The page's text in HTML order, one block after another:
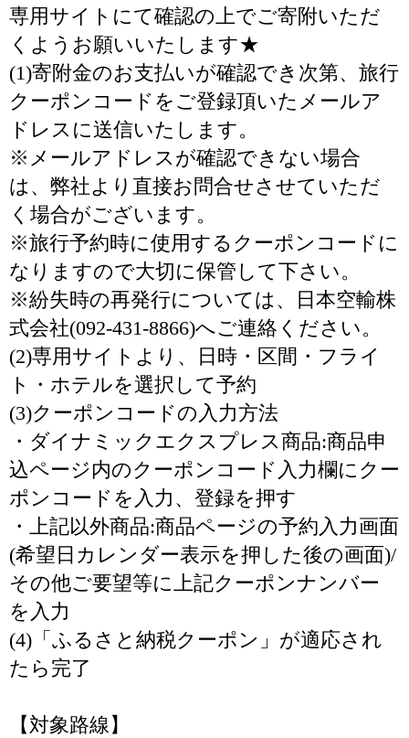
専用サイトにて確認の上でご寄附いただ
くようお願いいたします★
(1)寄附金のお支払いが確認でき次第、旅行
クーポンコードをご登録頂いたメールア
ドレスに送信いたします。
※メールアドレスが確認できない場合
は、弊社より直接お問合せさせていただ
く場合がございます。
※旅行予約時に使用するクーポンコードに
なりますので大切に保管して下さい。
※紛失時の再発行については、日本空輸株
式会社(092-431-8866)へご連絡ください。
(2)専用サイトより、日時・区間・フライ
ト・ホテルを選択して予約
(3)クーポンコードの入力方法
・ダイナミックエクスプレス商品:商品申
込ページ内のクーポンコード入力欄にクー
ポンコードを入力、登録を押す
・上記以外商品:商品ページの予約入力画面
(希望日カレンダー表示を押した後の画面)/
その他ご要望等に上記クーポンナンバー
を入力
(4)「ふるさと納税クーポン」が適応され
たら完了
【対象路線】